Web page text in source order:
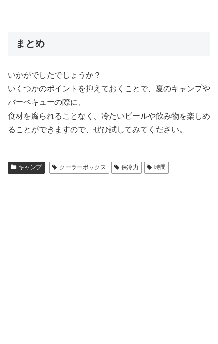
まとめ
いかがでしたでしょうか？
いくつかのポイントを抑えておくことで、夏のキャンプや
バーベキューの際に、
食材を腐られることなく、冷たいビールや飲み物を楽しめ
ることができますので、ぜひ試してみてください。
キャンプ クーラーボックス 保冷力 時間